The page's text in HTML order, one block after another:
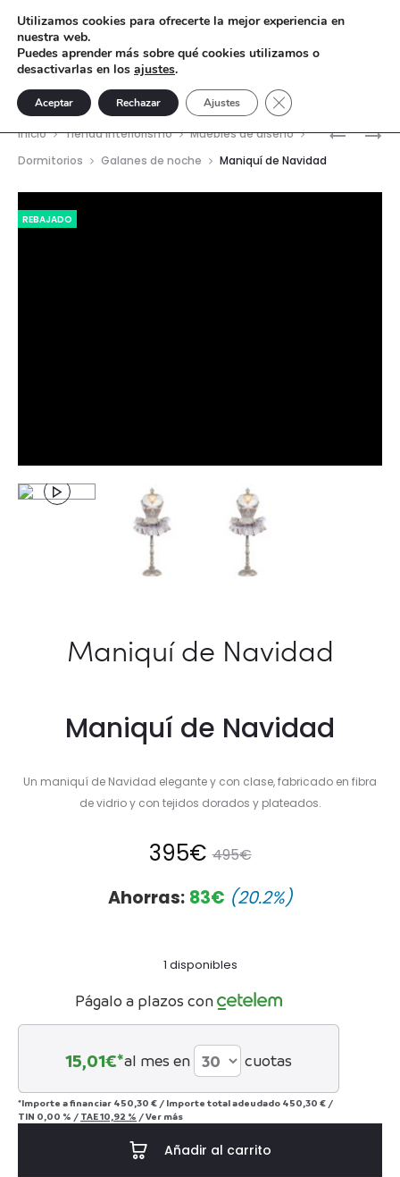
ZAPATO
ESTRELLA
Inicio Tienda interiorismo
Muebles de diseño
Dormitorios
Galanes de noche Maniquí de Navidad
REBAJADO
Maniquí de Navidad
Maniquí de Navidad
Un maniquí de Navidad elegante y con clase, fabricado en fibra
de vidrio y con tejidos dorados y plateados.
495€
El
precio
era:
495€.
395€
precio
395€.
Ahorras: 83€ (20.2%)
1 disponibles
Págalo a plazos con
15,01€*al mes en cuotas
*Importe a financiar 450,30 € / Importe total adeudado 450,30 € /
TIN 0,00 % / TAE10,92 % /Ver más
Añadir al carrito
Utilizamos cookies para ofrecerte la mejor experiencia en
nuestra web.
Puedes aprender más sobre qué cookies utilizamos o
desactivarlas en los ajustes.
Aceptar Rechazar Ajustes Cerrar el banner de